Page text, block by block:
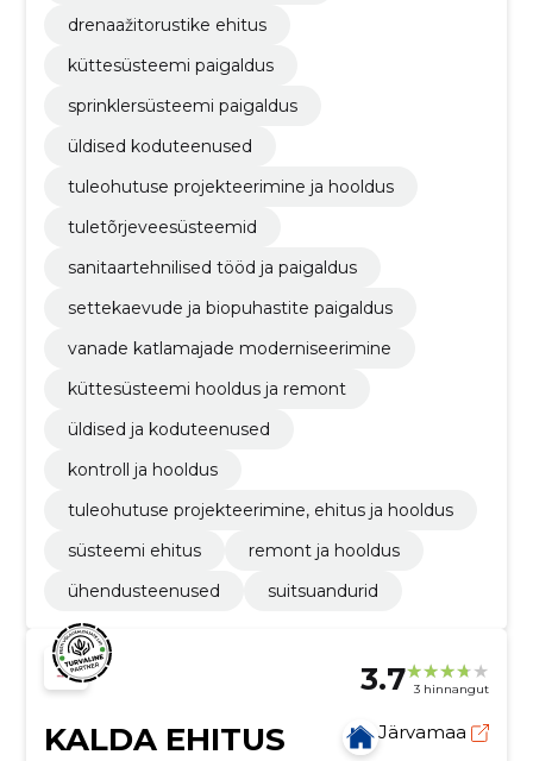
drenaažitorustike ehitus
küttesüsteemi paigaldus
sprinklersüsteemi paigaldus
üldised koduteenused
tuleohutuse projekteerimine ja hooldus
tuletõrjeveesüsteemid
sanitaartehnilised tööd ja paigaldus
settekaevude ja biopuhastite paigaldus
vanade katlamajade moderniseerimine
küttesüsteemi hooldus ja remont
üldised ja koduteenused
kontroll ja hooldus
tuleohutuse projekteerimine, ehitus ja hooldus
süsteemi ehitus
remont ja hooldus
ühendusteenused
suitsuandurid
3.7 3 hinnangut
KALDA EHITUS
Järvamaa